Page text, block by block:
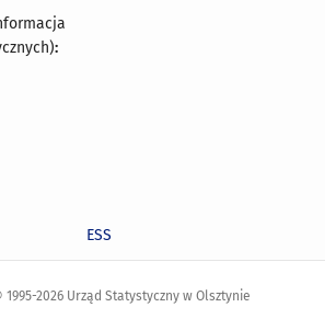
:
ESS
2026 Urząd Statystyczny w Olsztynie